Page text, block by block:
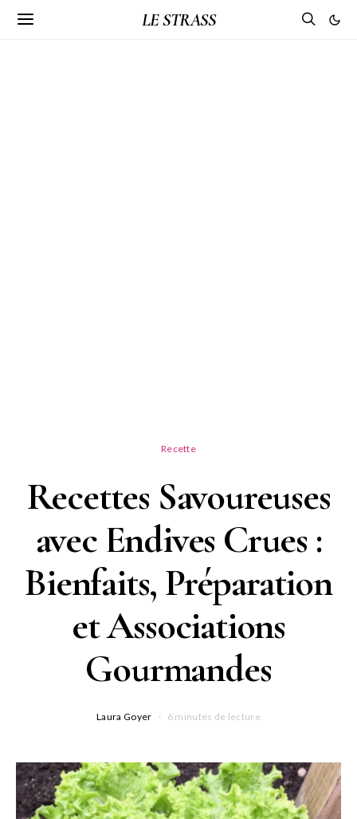
LE STRASS
Recette
Recettes Savoureuses
avec Endives Crues :
Bienfaits, Préparation
et Associations
Gourmandes
Laura Goyer 6 minutes de lecture